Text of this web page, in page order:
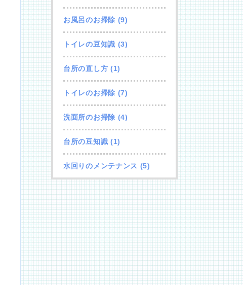
お風呂のお掃除 (9)
トイレの豆知識 (3)
台所の直し方 (1)
トイレのお掃除 (7)
洗面所のお掃除 (4)
台所の豆知識 (1)
水回りのメンテナンス (5)